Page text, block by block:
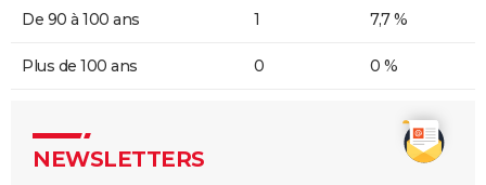
De 90 à 100 ans 1 7,7 %
Plus de 100 ans 0 0 %
NEWSLETTERS